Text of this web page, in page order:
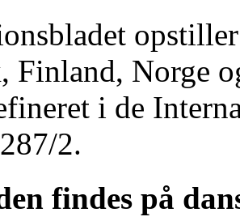
Finland, Norge
i de
2.
findes på